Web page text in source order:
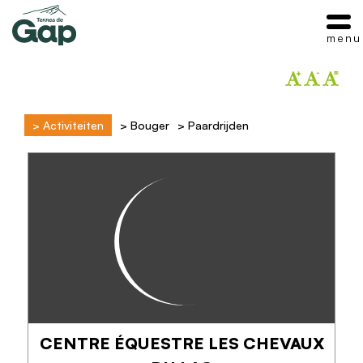
> Activiteiten > Bouger > Paardrijden
CENTRE ÉQUESTRE LES CHEVAUX
menu